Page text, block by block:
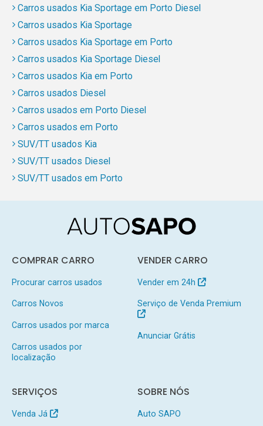
Carros usados Kia Sportage em Porto Diesel
Carros usados Kia Sportage
Carros usados Kia Sportage em Porto
Carros usados Kia Sportage Diesel
Carros usados Kia em Porto
Carros usados Diesel
Carros usados em Porto Diesel
Carros usados em Porto
SUV/TT usados Kia
SUV/TT usados Diesel
SUV/TT usados em Porto
COMPRAR CARRO
Procurar carros usados
Carros Novos
Carros usados por marca
Carros usados por
localização
VENDER CARRO
Vender em 24h
Serviço de Venda Premium
Anunciar Grátis
SERVIÇOS
Venda Já
SOBRE NÓS
Auto SAPO